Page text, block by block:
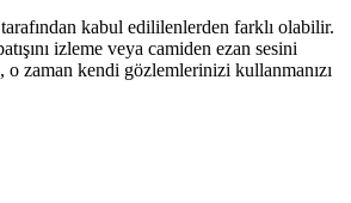
kabul edililenlerden farklı olabilir.
izleme veya camiden ezan sesini
o zaman kendi gözlemlerinizi kullanmanızı